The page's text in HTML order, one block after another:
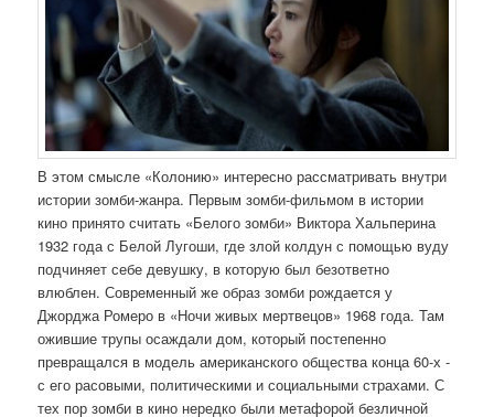
В этом смысле «Колонию» интересно рассматривать внутри
истории зомби-жанра. Первым зомби-фильмом в истории
кино принято считать «Белого зомби» Виктора Хальперина
1932 года с Белой Лугоши, где злой колдун с помощью вуду
подчиняет себе девушку, в которую был безответно
влюблен. Современный же образ зомби рождается у
Джорджа Ромеро в «Ночи живых мертвецов» 1968 года. Там
ожившие трупы осаждали дом, который постепенно
превращался в модель американского общества конца 60-х -
с его расовыми, политическими и социальными страхами. С
тех пор зомби в кино нередко были метафорой безличной